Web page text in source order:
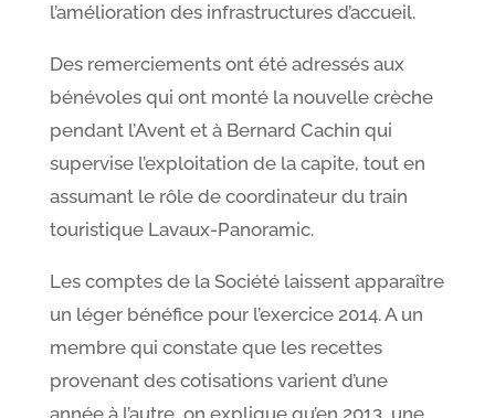
l’amélioration des infrastructures d’accueil.
Des remerciements ont été adressés aux
bénévoles qui ont monté la nouvelle crèche
pendant l’Avent et à Bernard Cachin qui
supervise l’exploitation de la capite, tout en
assumant le rôle de coordinateur du train
touristique Lavaux-Panoramic.
Les comptes de la Société laissent apparaître
un léger bénéfice pour l’exercice 2014. A un
membre qui constate que les recettes
provenant des cotisations varient d’une
année à l’autre, on explique qu’en 2013, une